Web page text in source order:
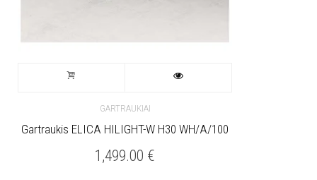
GARTRAUKIAI
Gartraukis ELICA HILIGHT-W H30 WH/A/100
1,499.00 €